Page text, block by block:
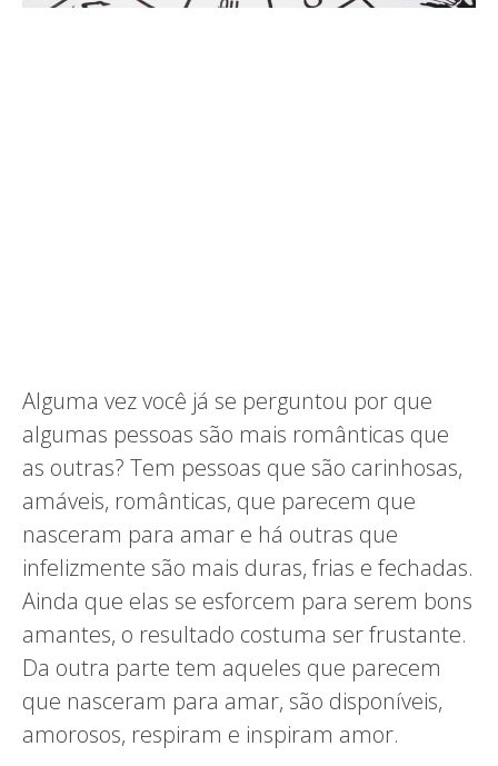
Alguma vez você já se perguntou por que
algumas pessoas são mais românticas que
as outras? Tem pessoas que são carinhosas,
amáveis, românticas, que parecem que
nasceram para amar e há outras que
infelizmente são mais duras, frias e fechadas.
Ainda que elas se esforcem para serem bons
amantes, o resultado costuma ser frustante.
Da outra parte tem aqueles que parecem
que nasceram para amar, são disponíveis,
amorosos, respiram e inspiram amor.